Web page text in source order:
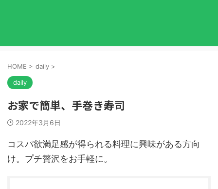
HOME > daily >
daily
お家で簡単、手巻き寿司
2022年3月6日
コスパ欲満足感が得られる料理に興味がある方向
け。プチ贅沢をお手軽に。